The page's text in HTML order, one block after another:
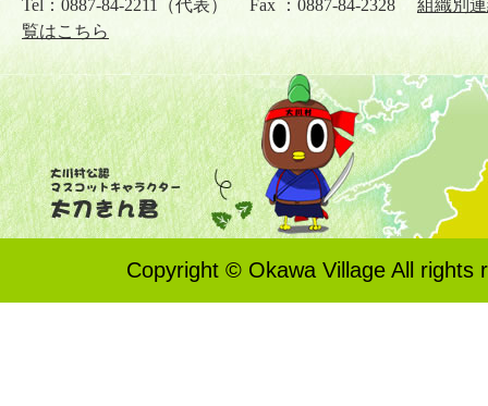
Tel：0887-84-2211（代表） Fax ：0887-84-2328 組織別
覧はこちら
Copyright © Okawa Village All rights